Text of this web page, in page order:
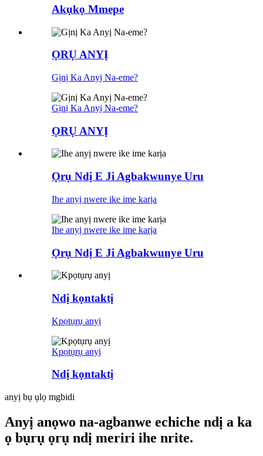
Akụkọ Mmepe
ỌRỤ ANYỊ
Gịnị Ka Anyị Na-eme?
Gịnị Ka Anyị Na-eme?
ỌRỤ ANYỊ
Ọrụ Ndị E Ji Agbakwunye Uru
Ihe anyị nwere ike ime karịa
Ihe anyị nwere ike ime karịa
Ọrụ Ndị E Ji Agbakwunye Uru
Ndị kọntaktị
Kpọtụrụ anyị
Kpọtụrụ anyị
Ndị kọntaktị
anyị bụ ụlọ mgbidi
Anyị anọwo na-agbanwe echiche ndị a ka
ọ bụrụ ọrụ ndị meriri ihe nrite.